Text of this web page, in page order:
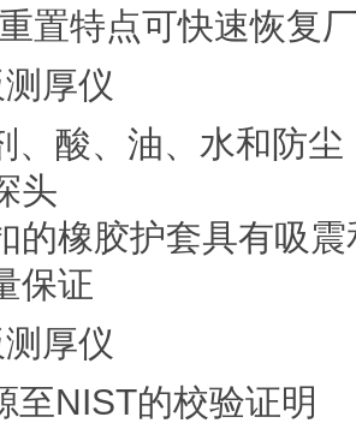
置特点可快速恢复
厚仪
、酸、油、水和防尘
头
的橡胶护套具有吸
保证
厚仪
至NIST的校验证明